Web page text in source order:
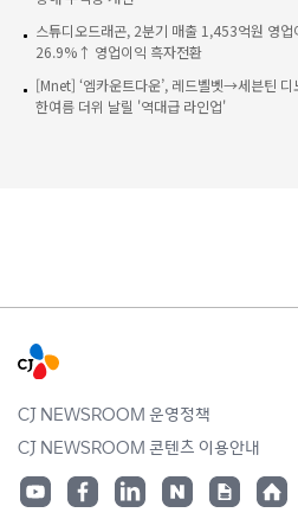
스튜디오드래곤, 2분기 매출 1,453억원 영
26.9%↑ 영업이익 흑자전환
[Mnet] ‘엠카운트다운’, 레드벨벳→세븐틴 디
한여름 더위 날릴 '역대급 라인업'
CJ NEWSROOM 운영정책
CJ NEWSROOM 콘텐츠 이용안내